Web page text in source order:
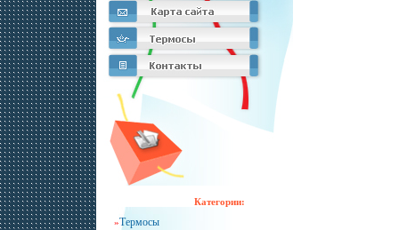
Категории:
»Термосы